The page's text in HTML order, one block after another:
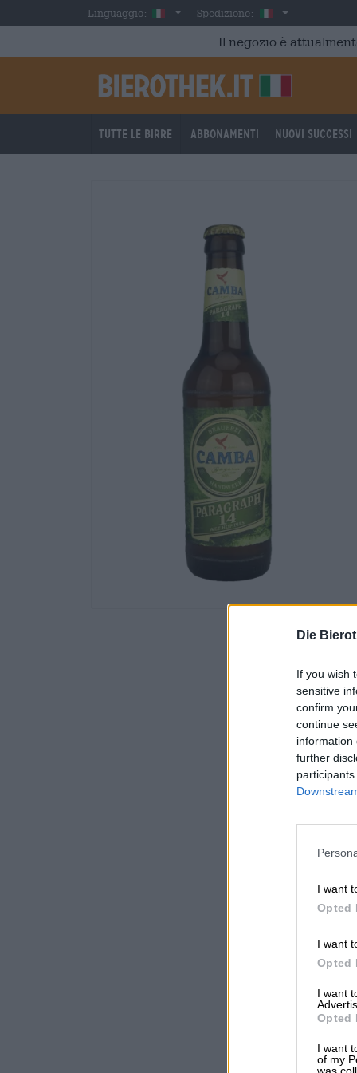
Die
If you wish
sensitive
confirm
continue
information
further
I want
Opted
I want
Opted
I want
Opted
I want
of my
was
Skip to main contentLinguaggio: ItalianSpedizione: Italia
Il negozio è
Tutte le birre Abbonamenti Nuovi successi